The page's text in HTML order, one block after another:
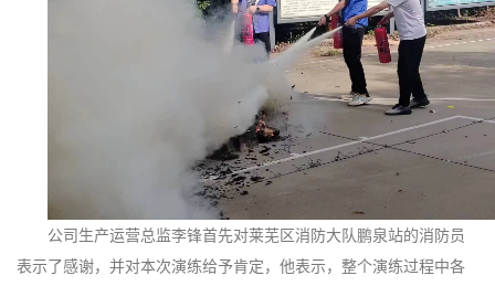
公司生产运营总监李锋首先对莱芜区消防大队鹏泉站的消防员
表示了感谢，并对本次演练给予肯定，他表示，整个演练过程中各